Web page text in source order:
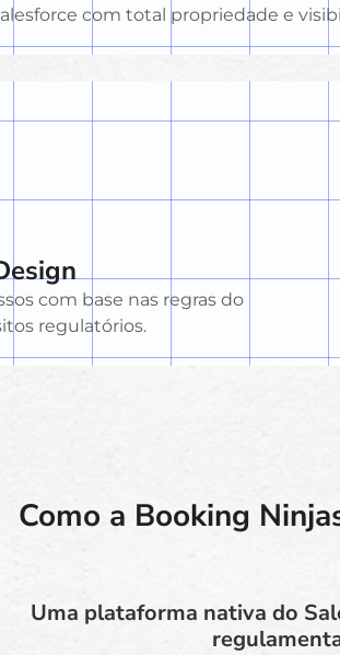
com total propriedade e
com base nas regras do
regulatórios.
Como a Booking
Uma plataforma nativa do